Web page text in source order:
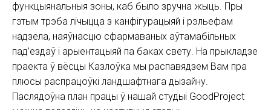
функцыянальныя зоны, каб было зручна жыць. Пры
гэтым трэба лічыцца з канфігурацыяй і рэльефам
надзела, наяўнасцю сфармаваных аўтамабільных
пад’ездаў і арыентацыяй па баках свету. На прыкладзе
праекта ў вёсцы Казлоўка мы распавядзем Вам пра
плюсы распрацоўкі ландшафтнага дызайну.
Паслядоўна план працы ў нашай студыі GoodProject